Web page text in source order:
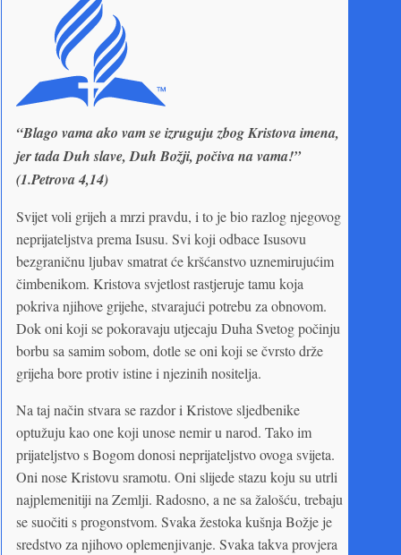
“Blago vama ako vam se izruguju zbog Kristova imena,
jer tada Duh slave, Duh Božji, počiva na vama!”
(1.Petrova 4,14)
Svijet voli grijeh a mrzi pravdu, i to je bio razlog njegovog
neprijateljstva prema Isusu. Svi koji odbace Isusovu
bezgraničnu ljubav smatrat će kršćanstvo uznemirujućim
čimbenikom. Kristova svjetlost rastjeruje tamu koja
pokriva njihove grijehe, stvarajući potrebu za obnovom.
Dok oni koji se pokoravaju utjecaju Duha Svetog počinju
borbu sa samim sobom, dotle se oni koji se čvrsto drže
grijeha bore protiv istine i njezinih nositelja.
Na taj način stvara se razdor i Kristove sljedbenike
optužuju kao one koji unose nemir u narod. Tako im
prijateljstvo s Bogom donosi neprijateljstvo ovoga svijeta.
Oni nose Kristovu sramotu. Oni slijede stazu koju su utrli
najplemenitiji na Zemlji. Radosno, a ne sa žalošću, trebaju
se suočiti s progonstvom. Svaka žestoka kušnja Božje je
sredstvo za njihovo oplemenjivanje. Svaka takva provjera